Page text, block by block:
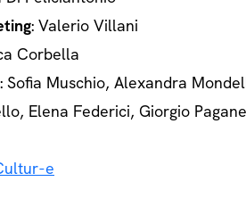
: Valerio Villani
Corbella
: Sofia Muschio, Alexandra
Elena Federici, Giorgio
e